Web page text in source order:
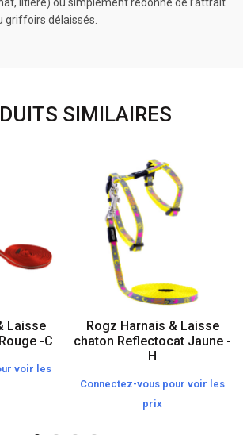
griffoirs délaissés.
SIMILAIRES
Laisse
-C
voir les
Rogz Harnais & Laisse
chaton Reflectocat Jaune -
H
Connectez-vous pour voir les
prix